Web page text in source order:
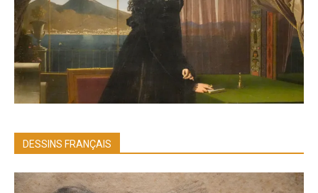
DESSINS FRANÇAIS